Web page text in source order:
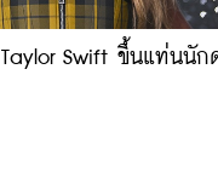
Swift ขึ้นแท่นนั